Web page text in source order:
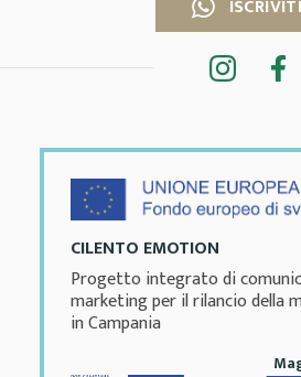
ISCRIVITI
CILENTO EMOTION
Progetto integrato di
marketing per il rilancio della
in Campania